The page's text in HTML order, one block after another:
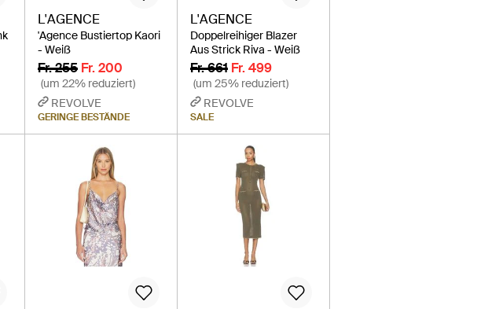
L'AGENCE
'Agence Bustiertop Kaori
- Weiß
Fr. 255 Fr. 200
(um 22% reduziert)
REVOLVE
GERINGE BESTÄNDE
L'AGENCE
Doppelreihiger Blazer
Aus Strick Riva - Weiß
Fr. 661 Fr. 499
(um 25% reduziert)
REVOLVE
SALE